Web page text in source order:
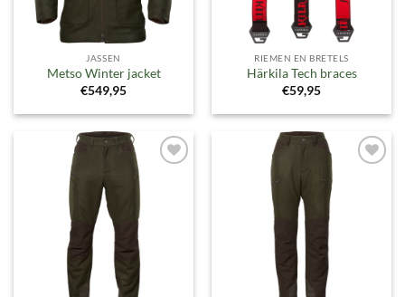
JASSEN
Metso Winter jacket
€549,95
RIEMEN EN BRETELS
Härkila Tech braces
€59,95
Toevoegen